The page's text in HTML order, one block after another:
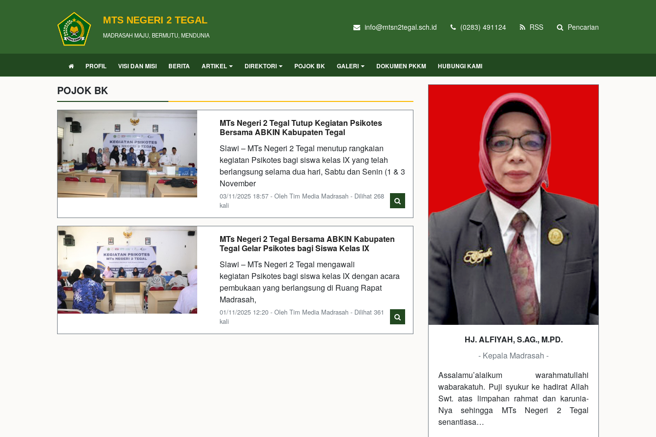
MTS NEGERI 2 TEGAL
MADRASAH MAJU, BERMUTU, MENDUNIA
info@mtsn2tegal.sch.id (0283) 491124 RSS Pencarian
PROFIL VISI DAN MISI BERITA ARTIKEL DIREKTORI POJOK BK GALERI DOKUMEN PKKM HUBUNGI KAMI
POJOK BK
MTs Negeri 2 Tegal Tutup Kegiatan Psikotes
Bersama ABKIN Kabupaten Tegal
Slawi – MTs Negeri 2 Tegal menutup rangkaian
kegiatan Psikotes bagi siswa kelas IX yang telah
berlangsung selama dua hari, Sabtu dan Senin (1 & 3
November
03/11/2025 18:57 - Oleh Tim Media Madrasah - Dilihat 268
kali
MTs Negeri 2 Tegal Bersama ABKIN Kabupaten
Tegal Gelar Psikotes bagi Siswa Kelas IX
Slawi – MTs Negeri 2 Tegal mengawali
kegiatan Psikotes bagi siswa kelas IX dengan acara
pembukaan yang berlangsung di Ruang Rapat
Madrasah,
01/11/2025 12:20 - Oleh Tim Media Madrasah - Dilihat 361
kali
HJ. ALFIYAH, S.AG., M.PD.
- Kepala Madrasah -
Assalamu’alaikum warahmatullahi
wabarakatuh. Puji syukur ke hadirat Allah
Swt. atas limpahan rahmat dan karunia-
Nya sehingga MTs Negeri 2 Tegal
senantiasa…